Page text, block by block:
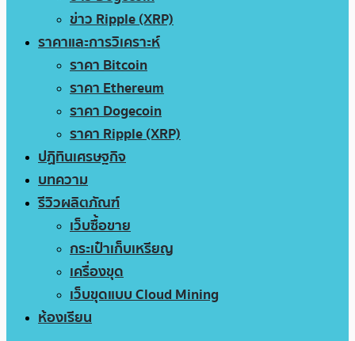
ข่าว Ripple (XRP)
ราคาและการวิเคราะห์
ราคา Bitcoin
ราคา Ethereum
ราคา Dogecoin
ราคา Ripple (XRP)
ปฏิทินเศรษฐกิจ
บทความ
รีวิวผลิตภัณฑ์
เว็บซื้อขาย
กระเป๋าเก็บเหรียญ
เครื่องขุด
เว็บขุดแบบ Cloud Mining
ห้องเรียน